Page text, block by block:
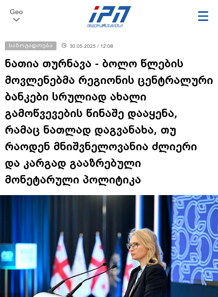
Geo
საზოგადოება 30.05.2025 / 12:08
ნათია თურნავა - ბოლო წლების
მოვლენებმა რეგიონის ცენტრალური
ბანკები სრულიად ახალი
გამოწვევების წინაშე დააყენა,
რამაც ნათლად დაგვანახა, თუ
რაოდენ მნიშვნელოვანია ძლიერი
და კარგად გააზრებული
მონეტარული პოლიტიკა